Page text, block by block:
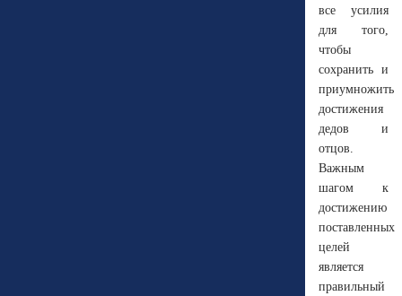
все усилия
для того,
чтобы
сохранить и
приумножить
достижения
дедов и
отцов.
Важным
шагом к
достижению
поставленных
целей
является
правильный